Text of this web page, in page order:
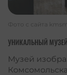
Фото с сайта
УНИКАЛЬНЫЙ
Музей